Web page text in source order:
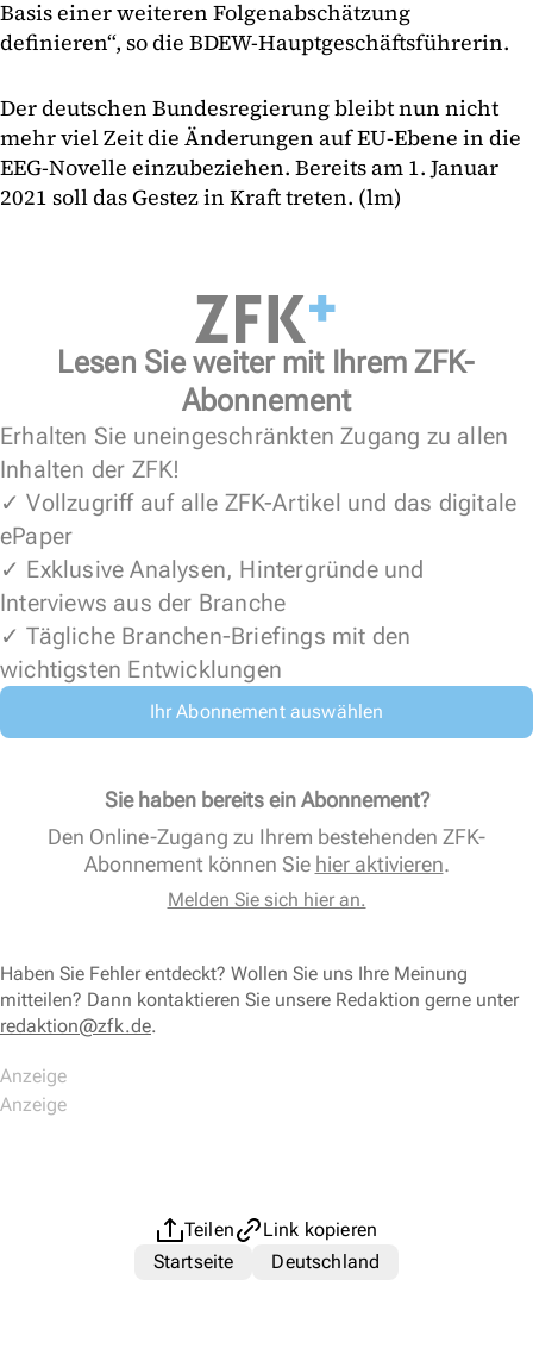
Basis einer weiteren Folgenabschätzung
definieren“, so die BDEW-Hauptgeschäftsführerin.
Der deutschen Bundesregierung bleibt nun nicht
mehr viel Zeit die Änderungen auf EU-Ebene in die
EEG-Novelle einzubeziehen. Bereits am 1. Januar
2021 soll das Gestez in Kraft treten. (lm)
Lesen Sie weiter mit Ihrem ZFK-
Abonnement
Erhalten Sie uneingeschränkten Zugang zu allen
Inhalten der ZFK!
✓ Vollzugriff auf alle ZFK-Artikel und das digitale
ePaper
✓ Exklusive Analysen, Hintergründe und
Interviews aus der Branche
✓ Tägliche Branchen-Briefings mit den
wichtigsten Entwicklungen
Ihr Abonnement auswählen
Sie haben bereits ein Abonnement?
Den Online-Zugang zu Ihrem bestehenden ZFK-
Abonnement können Sie hier aktivieren.
Melden Sie sich hier an.
Haben Sie Fehler entdeckt? Wollen Sie uns Ihre Meinung
mitteilen? Dann kontaktieren Sie unsere Redaktion gerne unter
redaktion@zfk.de.
Teilen
Link kopieren
Startseite
Deutschland